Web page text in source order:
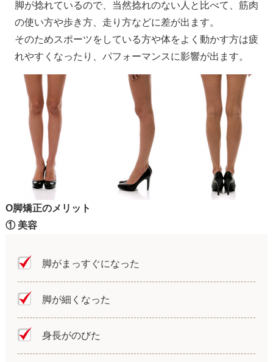
脚が捻れているので、当然捻れのない人と比べて、筋肉
の使い方や歩き方、走り方などに差が出ます。
そのためスポーツをしている方や体をよく動かす方は疲
れやすくなったり、パフォーマンスに影響が出ます。
O脚矯正のメリット
① 美容
脚がまっすぐになった
脚が細くなった
身長がのびた